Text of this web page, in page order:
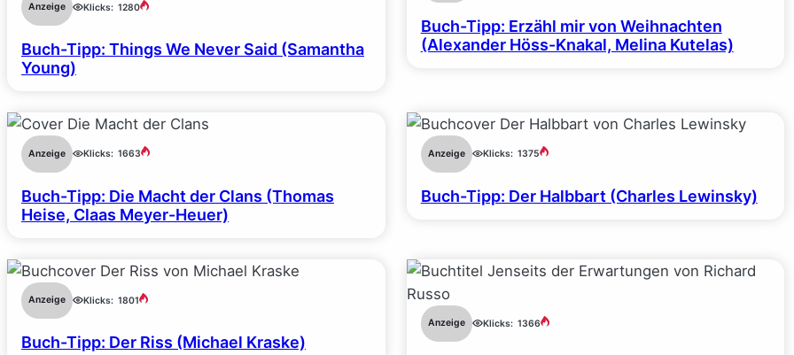
Anzeige Klicks: 1280
Buch-Tipp: Things We Never Said (Samantha
Young)
Buch-Tipp: Erzähl mir von Weihnachten
(Alexander Höss-Knakal, Melina Kutelas)
Anzeige Klicks: 1663
Buch-Tipp: Die Macht der Clans (Thomas
Heise, Claas Meyer-Heuer)
Anzeige Klicks: 1375
Buch-Tipp: Der Halbbart (Charles Lewinsky)
Anzeige Klicks: 1801
Buch-Tipp: Der Riss (Michael Kraske)
Anzeige Klicks: 1366